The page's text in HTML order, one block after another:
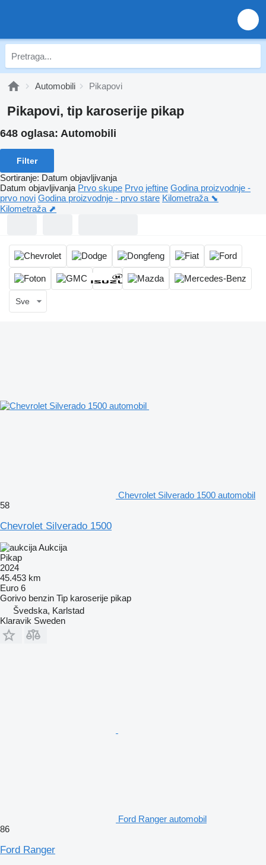
Automobili Pikapovi
Pikapovi, tip karoserije pikap
648 oglasa: Automobili
Filter
Sortiranje: Datum objavljivanja
Datum objavljivanja Prvo skupe Prvo jeftine Godina proizvodnje -
prvo novi Godina proizvodnje - prvo stare Kilometraža ⬊
Kilometraža ⬈
Sve
Chevrolet Silverado 1500 automobil
58
Chevrolet Silverado 1500
Aukcija
Pikap
2024
45.453 km
Euro 6
Gorivo benzin Tip karoserije pikap
Švedska, Karlstad
Klaravik Sweden
Ford Ranger automobil
86
Ford Ranger